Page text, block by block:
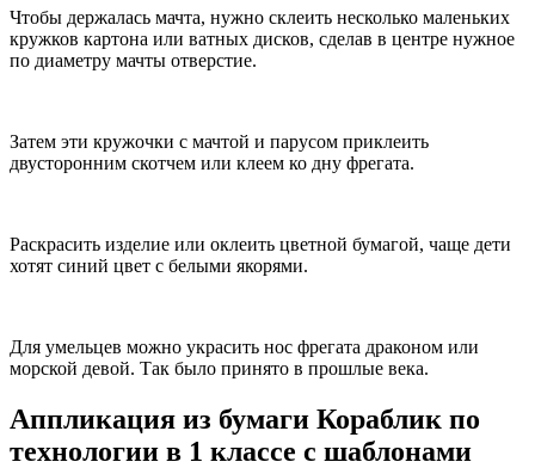
Чтобы держалась мачта, нужно склеить несколько маленьких
кружков картона или ватных дисков, сделав в центре нужное
по диаметру мачты отверстие.
Затем эти кружочки с мачтой и парусом приклеить
двусторонним скотчем или клеем ко дну фрегата.
Раскрасить изделие или оклеить цветной бумагой, чаще дети
хотят синий цвет с белыми якорями.
Для умельцев можно украсить нос фрегата драконом или
морской девой. Так было принято в прошлые века.
Аппликация из бумаги Кораблик по
технологии в 1 классе с шаблонами